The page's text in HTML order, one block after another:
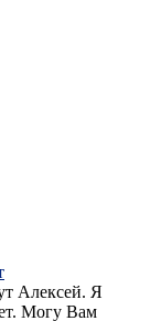
Алексей. Я
Могу Вам